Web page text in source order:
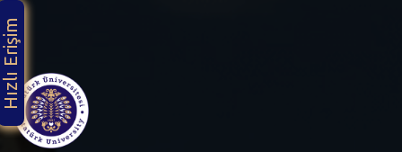
Hızlı Erişim